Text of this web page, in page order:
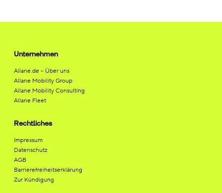
Unternehmen
Allane.de – Über uns
Allane Mobility Group
Allane Mobility Consulting
Allane Fleet
Rechtliches
Impressum
Datenschutz
AGB
Barrierefreiheitserklärung
Zur Kündigung